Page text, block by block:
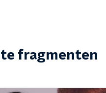
fragmenten